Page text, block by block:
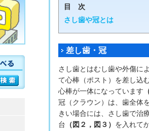
目 次
さし歯や冠とは
差し歯・冠
さし歯とはむし歯や外傷に
て心棒（ポスト）を差し込
心棒が一体になっています
冠（クラウン）は、歯全体
きい場合には、さし歯で治
台 （図２，図３） を入れて